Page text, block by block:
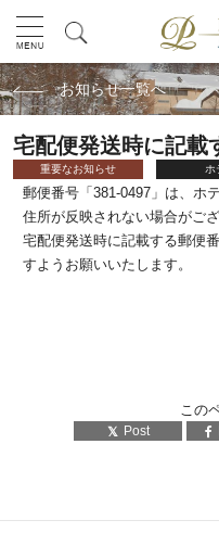
お知らせ一覧へ
宅配便発送時に記載
重要なお知らせ ホ
郵便番号「381-0497」は、ホ
住所が反映されない場合がござ
宅配便発送時に記載する郵便
すようお願いいたします。
この
Post